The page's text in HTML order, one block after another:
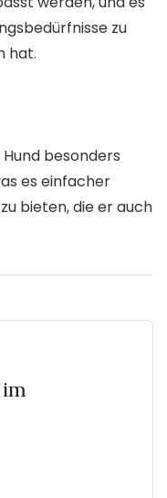
zu
hat.
besonders
es einfacher
bieten, die er auch